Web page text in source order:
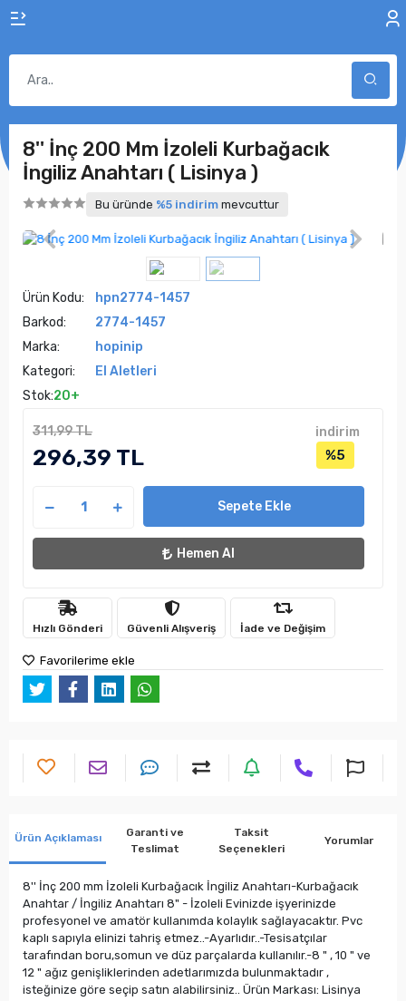
8'' İnç 200 Mm İzoleli Kurbağacık
İngiliz Anahtarı ( Lisinya )
Bu üründe %5 indirim mevcuttur
Ürün Kodu:
hpn2774-1457
Barkod:
2774-1457
Marka:
hopinip
Kategori:
El Aletleri
Stok:20+
311,99 TL
296,39 TL
indirim
%5
Sepete Ekle
Hemen Al
Hızlı Gönderi Güvenli Alışveriş İade ve Değişim
Favorilerime ekle
Ürün Açıklaması
Garanti ve
Teslimat
Taksit
Seçenekleri
Yorumlar
8'' İnç 200 mm İzoleli Kurbağacık İngiliz Anahtarı-Kurbağacık
Anahtar / İngiliz Anahtarı 8" - İzoleli Evinizde işyerinizde
profesyonel ve amatör kullanımda kolaylık sağlayacaktır. Pvc
kaplı sapıyla elinizi tahriş etmez..-Ayarlıdır..-Tesisatçılar
tarafından boru,somun ve düz parçalarda kullanılır.-8 " , 10 " ve
12 " ağız genişliklerinden adetlarımızda bulunmaktadır ,
isteğinize göre seçip satın alabilirsiniz.. Ürün Markası: Lisinya